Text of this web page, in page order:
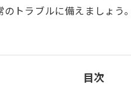
トラブルに備えましょう。
目次